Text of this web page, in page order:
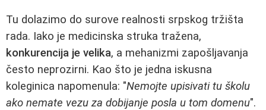
Tu dolazimo do surove realnosti srpskog tržišta
rada. Iako je medicinska struka tražena,
konkurencija je velika, a mehanizmi zapošljavanja
često neprozirni. Kao što je jedna iskusna
koleginica napomenula: "Nemojte upisivati tu školu
ako nemate vezu za dobijanje posla u tom domenu".